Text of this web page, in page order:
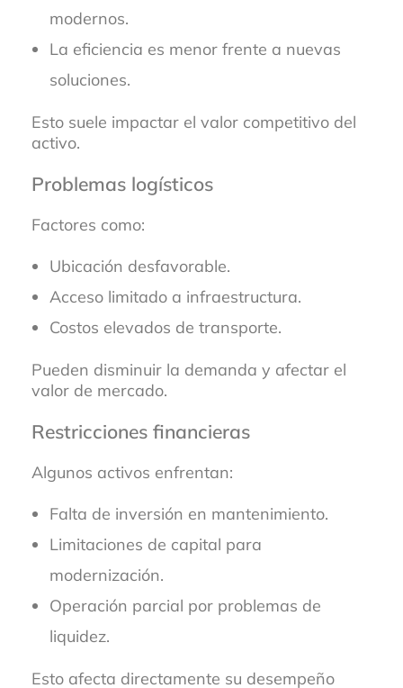
modernos.
La eficiencia es menor frente a nuevas
soluciones.
Esto suele impactar el valor competitivo del
activo.
Problemas logísticos
Factores como:
Ubicación desfavorable.
Acceso limitado a infraestructura.
Costos elevados de transporte.
Pueden disminuir la demanda y afectar el
valor de mercado.
Restricciones financieras
Algunos activos enfrentan:
Falta de inversión en mantenimiento.
Limitaciones de capital para
modernización.
Operación parcial por problemas de
liquidez.
Esto afecta directamente su desempeño